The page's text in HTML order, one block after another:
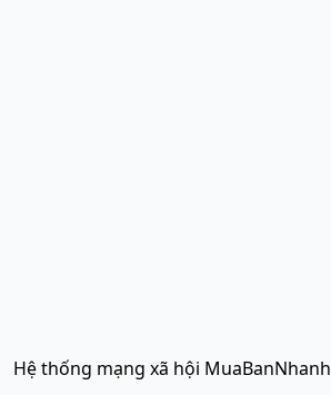
Hệ thống mạng xã hội MuaBanNhanh